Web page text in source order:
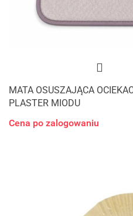
MATA OSUSZAJĄCA
PLASTER MIODU
Cena po zalogowaniu